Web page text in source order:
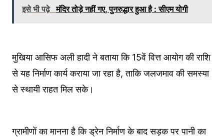
इसे भी पढ़े मंदिर तोड़े नहीं गए, पुनरुद्धार हुआ है : सीएम योगी
मुखिया आसिफ अली हादी ने बताया कि 15वें वित्त आयोग की राशि
से यह निर्माण कार्य कराया जा रहा है, ताकि जलजमाव की समस्या
से स्थायी राहत मिल सके।
ग्रामीणों का मानना है कि ड्रेन निर्माण के बाद सड़क पर पानी का